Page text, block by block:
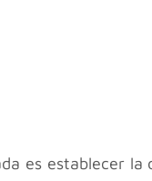
es establecer